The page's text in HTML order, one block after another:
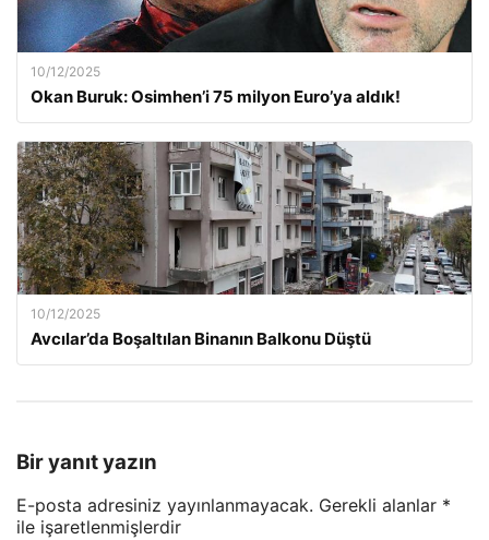
10/12/2025
Okan Buruk: Osimhen’i 75 milyon Euro’ya aldık!
10/12/2025
Avcılar’da Boşaltılan Binanın Balkonu Düştü
Bir yanıt yazın
E-posta adresiniz yayınlanmayacak. Gerekli alanlar *
ile işaretlenmişlerdir